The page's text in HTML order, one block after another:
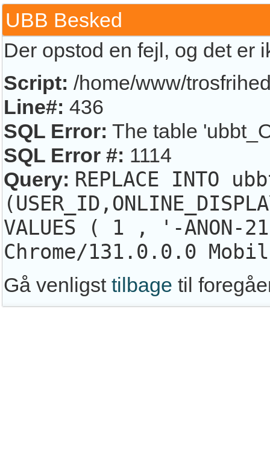
UBB Besked
Der opstod en fejl, og det
Script: /home/www/
Line#: 436
SQL Error: The table
SQL Error #: 1114
Query: REPLACE INTO
VALUES ( 1 , '-
Chrome/131.0.0.0
Gå venligst tilbage til